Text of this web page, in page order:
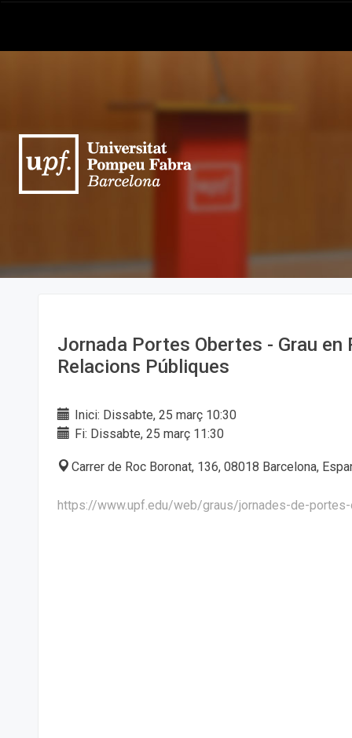
Jornada Portes Obertes - Grau
Relacions Públiques
Inici: Dissabte, 25 març 10:30
Fi: Dissabte, 25 març 11:30
Carrer de Roc Boronat, 136, 08018 Barcelona,
https://www.upf.edu/web/graus/jornades-de-